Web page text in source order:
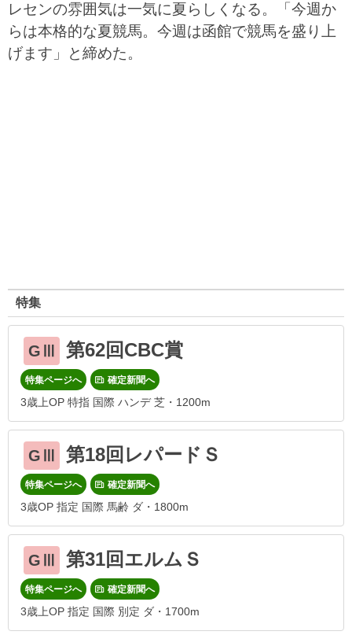
レセンの雰囲気は一気に夏らしくなる。「今週か
らは本格的な夏競馬。今週は函館で競馬を盛り上
げます」と締めた。
特集
GⅢ 第62回CBC賞
特集ページへ 確定新聞へ
3歳上OP 特指 国際 ハンデ 芝・1200m
GⅢ 第18回レパードＳ
特集ページへ 確定新聞へ
3歳OP 指定 国際 馬齢 ダ・1800m
GⅢ 第31回エルムＳ
特集ページへ 確定新聞へ
3歳上OP 指定 国際 別定 ダ・1700m